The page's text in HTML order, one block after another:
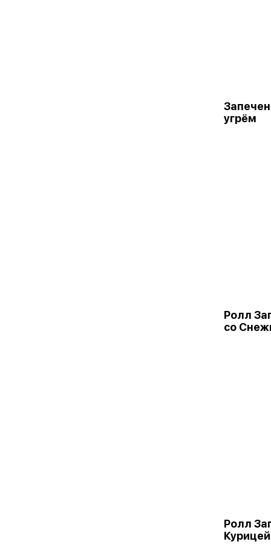
угрём
Ролл
со
Ролл
Курицей